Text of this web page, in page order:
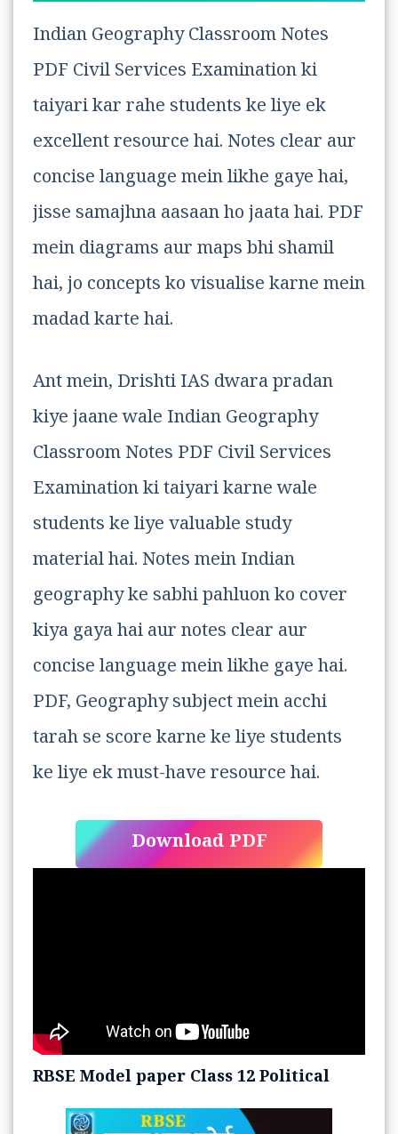
Indian Geography Classroom Notes
PDF Civil Services Examination ki
taiyari kar rahe students ke liye ek
excellent resource hai. Notes clear aur
concise language mein likhe gaye hai,
jisse samajhna aasaan ho jaata hai. PDF
mein diagrams aur maps bhi shamil
hai, jo concepts ko visualise karne mein
madad karte hai.
Ant mein, Drishti IAS dwara pradan
kiye jaane wale Indian Geography
Classroom Notes PDF Civil Services
Examination ki taiyari karne wale
students ke liye valuable study
material hai. Notes mein Indian
geography ke sabhi pahluon ko cover
kiya gaya hai aur notes clear aur
concise language mein likhe gaye hai.
PDF, Geography subject mein acchi
tarah se score karne ke liye students
ke liye ek must-have resource hai.
Download PDF
RBSE Model paper Class 12 Political